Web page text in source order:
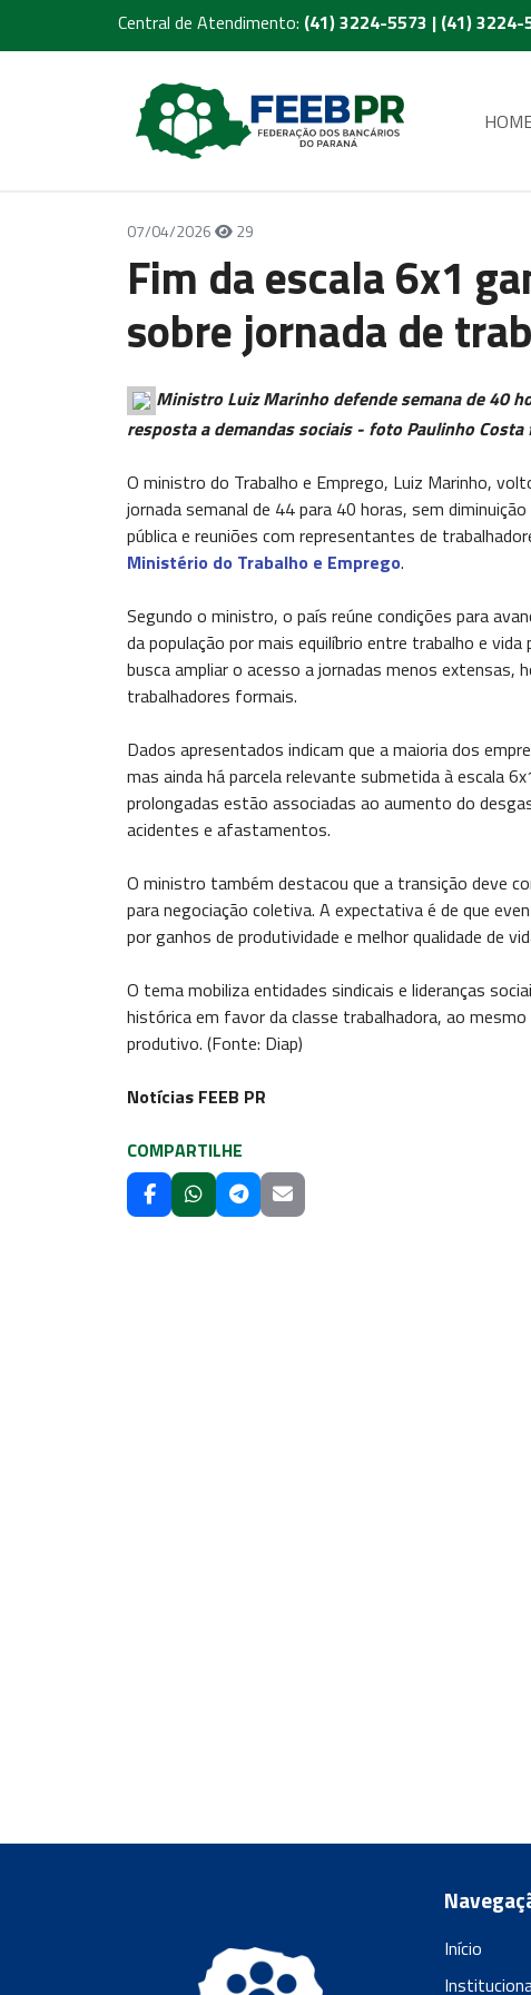
Central de Atendimento: (41) 3224-5573 | (41) 3224-
07/04/2026 29
Fim da escala 6x1
sobre jornada de
Ministro Luiz Marinho defende semana de 40
resposta a demandas sociais - foto Paulinho
O ministro do Trabalho e Emprego, Luiz Marinho,
jornada semanal de 44 para 40 horas, sem
pública e reuniões com representantes de
Ministério do Trabalho e Emprego.
Segundo o ministro, o país reúne condições para
da população por mais equilíbrio entre trabalho e
busca ampliar o acesso a jornadas menos
trabalhadores formais.
Dados apresentados indicam que a maioria dos
mas ainda há parcela relevante submetida à escala
prolongadas estão associadas ao aumento do
acidentes e afastamentos.
O ministro também destacou que a transição deve
para negociação coletiva. A expectativa é de que
por ganhos de produtividade e melhor qualidade de
O tema mobiliza entidades sindicais e lideranças
histórica em favor da classe trabalhadora, ao
produtivo. (Fonte: Diap)
Notícias FEEB PR
COMPARTILHE
Início